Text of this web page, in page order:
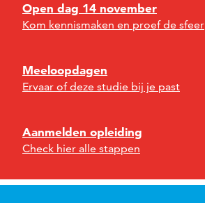
Open dag 14 november
Kom kennismaken en proef de sfeer
Meeloopdagen
Ervaar of deze studie bij je past
Aanmelden opleiding
Check hier alle stappen